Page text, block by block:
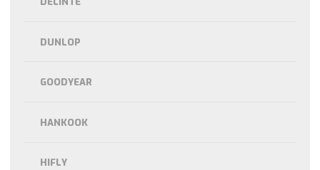
DUNLOP
GOODYEAR
HANKOOK
HIFLY